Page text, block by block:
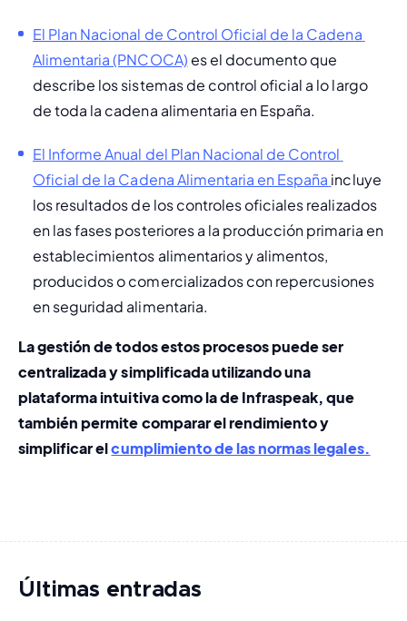
El Plan Nacional de Control Oficial de la Cadena
Alimentaria (PNCOCA) es el documento que
describe los sistemas de control oficial a lo largo
de toda la cadena alimentaria en España.
El Informe Anual del Plan Nacional de Control
Oficial de la Cadena Alimentaria en España incluye
los resultados de los controles oficiales realizados
en las fases posteriores a la producción primaria en
establecimientos alimentarios y alimentos,
producidos o comercializados con repercusiones
en seguridad alimentaria.
La gestión de todos estos procesos puede ser
centralizada y simplificada utilizando una
plataforma intuitiva como la de Infraspeak, que
también permite comparar el rendimiento y
simplificar el cumplimiento de las normas legales.
Últimas entradas